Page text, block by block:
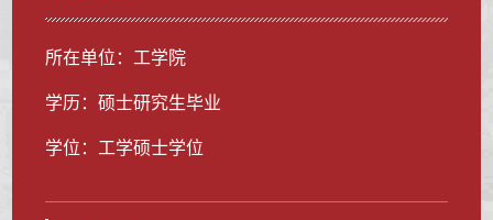
所在单位：工学院
学历：硕士研究生毕业
学位：工学硕士学位